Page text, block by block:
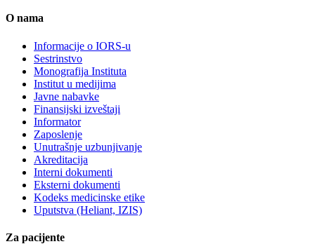
O nama
Informacije o IORS-u
Sestrinstvo
Monografija Instituta
Institut u medijima
Javne nabavke
Finansijski izveštaji
Informator
Zaposlenje
Unutrašnje uzbunjivanje
Akreditacija
Interni dokumenti
Eksterni dokumenti
Kodeks medicinske etike
Uputstva (Heliant, IZIS)
Za pacijente